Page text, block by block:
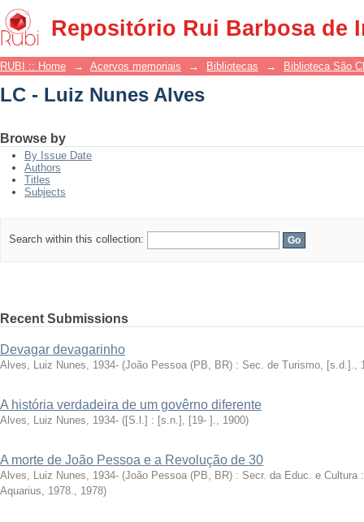
Repositório Rui Barbosa de
LC - Luiz Nunes Alves
RUBI :: Home → Acervos memoriais → Bibliotecas → Biblioteca São
LC - Luiz Nunes Alves
Browse by
By Issue Date
Authors
Titles
Subjects
Search within this collection:
Recent Submissions
Devagar devagarinho
Alves, Luiz Nunes, 1934- (João Pessoa (PB, BR) : Sec. de Turismo, [s.d.].,
A história verdadeira de um govêrno diferente
Alves, Luiz Nunes, 1934- ([S.l.] : [s.n.], [19- ]., 1900)
A morte de João Pessoa e a Revolução de 30
Alves, Luiz Nunes, 1934- (João Pessoa (PB, BR) : Secr. da Educ. e Cultura
Aquarius, 1978., 1978)